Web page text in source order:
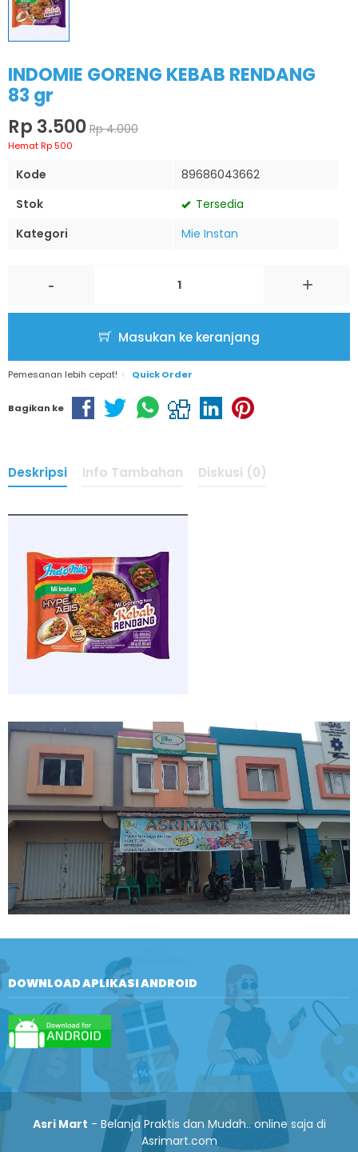
INDOMIE GORENG KEBAB RENDANG
83 gr
Rp 3.500 Rp 4.000
Hemat Rp 500
Kode
89686043662
Stok
Tersedia
Kategori
Mie Instan
- +
Masukan ke keranjang
Pemesanan lebih cepat! Quick Order
Bagikan ke
Deskripsi Info Tambahan Diskusi (0)
DOWNLOAD APLIKASI ANDROID
Asri Mart - Belanja Praktis dan Mudah.. online saja di
Asrimart.com